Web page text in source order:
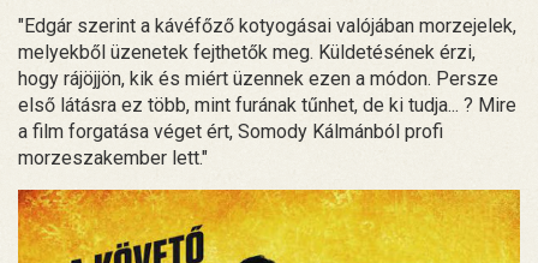
"Edgár szerint a kávéfőző kotyogásai valójában morzejelek,
melyekből üzenetek fejthetők meg. Küldetésének érzi,
hogy rájöjjön, kik és miért üzennek ezen a módon. Persze
első látásra ez több, mint furának tűnhet, de ki tudja... ? Mire
a film forgatása véget ért, Somody Kálmánból profi
morzeszakember lett."